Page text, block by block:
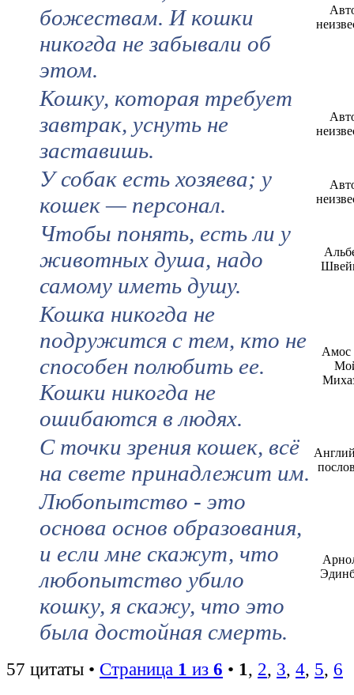
божествам. И кошки
никогда не забывали об
этом.
Кошку, которая требует
завтрак, уснуть не
заставишь.
У собак есть хозяева; у
кошек — персонал.
Чтобы понять, есть ли у
животных душа, надо
самому иметь душу.
Кошка никогда не
подружится с тем, кто не
способен полюбить ее.
Кошки никогда не
ошибаются в людях.
Амос
С точки зрения кошек, всё
на свете принадлежит им.
Любопытство - это
основа основ образования,
и если мне скажут, что
любопытство убило
кошку, я скажу, что это
была достойная смерть.
57 цитаты • Страница 1 из 6 • 1, 2, 3, 4, 5, 6